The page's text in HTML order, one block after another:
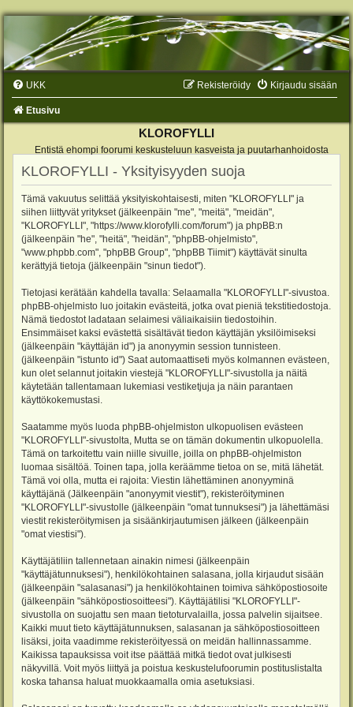
UKK Kirjaudu sisään
Rekisteröidy
Etusivu
KLOROFYLLI
Entistä ehompi foorumi keskusteluun kasveista ja puutarhanhoidosta
KLOROFYLLI - Yksityisyyden suoja
Tämä vakuutus selittää yksityiskohtaisesti, miten "KLOROFYLLI" ja
siihen liittyvät yritykset (jälkeenpäin "me", "meitä", "meidän",
"KLOROFYLLI", "https://www.klorofylli.com/forum") ja phpBB:n
(jälkeenpäin "he", "heitä", "heidän", "phpBB-ohjelmisto",
"www.phpbb.com", "phpBB Group", "phpBB Tiimit") käyttävät sinulta
kerättyjä tietoja (jälkeenpäin "sinun tiedot").
Tietojasi kerätään kahdella tavalla: Selaamalla "KLOROFYLLI"-sivustoa.
phpBB-ohjelmisto luo joitakin evästeitä, jotka ovat pieniä tekstitiedostoja.
Nämä tiedostot ladataan selaimesi väliaikaisiin tiedostoihin.
Ensimmäiset kaksi evästettä sisältävät tiedon käyttäjän yksilöimiseksi
(jälkeenpäin "käyttäjän id") ja anonyymin session tunnisteen.
(jälkeenpäin "istunto id") Saat automaattiseti myös kolmannen evästeen,
kun olet selannut joitakin viestejä "KLOROFYLLI"-sivustolla ja näitä
käytetään tallentamaan lukemiasi vestiketjuja ja näin parantaen
käyttökokemustasi.
Saatamme myös luoda phpBB-ohjelmiston ulkopuolisen evästeen
"KLOROFYLLI"-sivustolta, Mutta se on tämän dokumentin ulkopuolella.
Tämä on tarkoitettu vain niille sivuille, joilla on phpBB-ohjelmiston
luomaa sisältöä. Toinen tapa, jolla keräämme tietoa on se, mitä lähetät.
Tämä voi olla, mutta ei rajoita: Viestin lähettäminen anonyyminä
käyttäjänä (Jälkeenpäin "anonyymit viestit"), rekisteröityminen
"KLOROFYLLI"-sivustolle (jälkeenpäin "omat tunnuksesi") ja lähettämäsi
viestit rekisteröitymisen ja sisäänkirjautumisen jälkeen (jälkeenpäin
"omat viestisi").
Käyttäjätiliin tallennetaan ainakin nimesi (jälkeenpäin
"käyttäjätunnuksesi"), henkilökohtainen salasana, jolla kirjaudut sisään
(jälkeenpäin "salasanasi") ja henkilökohtainen toimiva sähköpostiosoite
(jälkeenpäin "sähköpostiosoitteesi"). Käyttäjätilisi "KLOROFYLLI"-
sivustolla on suojattu sen maan tietoturvalailla, jossa palvelin sijaitsee.
Kaikki muut tieto käyttäjätunnuksen, salasanan ja sähköpostiosoitteen
lisäksi, joita vaadimme rekisteröityessä on meidän hallinnassamme.
Kaikissa tapauksissa voit itse päättää mitkä tiedot ovat julkisesti
näkyvillä. Voit myös liittyä ja poistua keskustelufoorumin postituslistalta
koska tahansa haluat muokkaamalla omia asetuksiasi.